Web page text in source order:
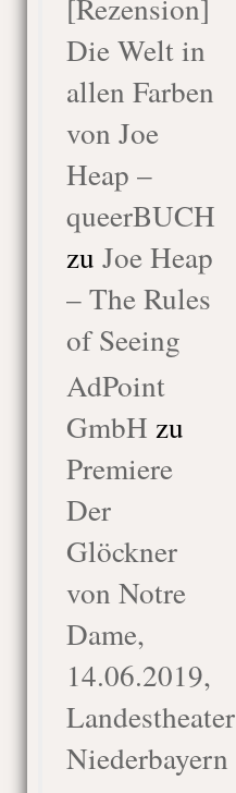
[Rezension]
Die Welt in
allen Farben
von Joe
Heap –
queerBUCH
zu Joe Heap
– The Rules
of Seeing
AdPoint
GmbH zu
Premiere
Der
Glöckner
von Notre
Dame,
14.06.2019,
Landestheater
Niederbayern